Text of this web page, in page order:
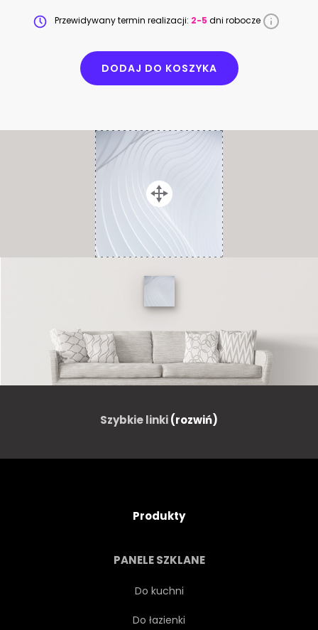
Przewidywany termin realizacji: 2-5 dni robocze
DODAJ DO KOSZYKA
Szybkie linki(rozwiń)
Produkty
PANELE SZKLANE
Do kuchni
Do łazienki